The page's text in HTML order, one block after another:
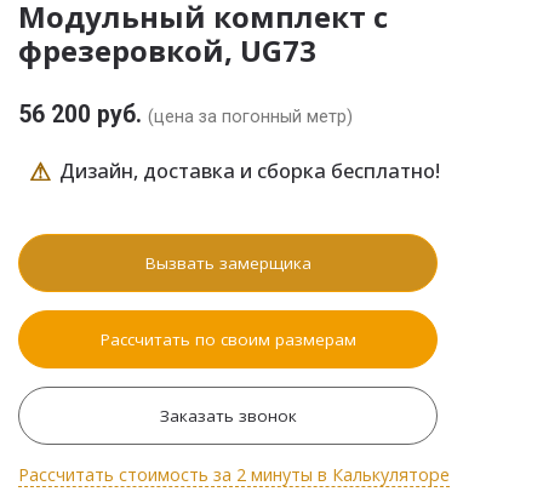
Модульный комплект с
фрезеровкой, UG73
56 200 руб. (цена за погонный метр)
⚠ Дизайн, доставка и сборка бесплатно!
Вызвать замерщика
Рассчитать по своим размерам
Заказать звонок
Рассчитать стоимость за 2 минуты в Калькуляторе